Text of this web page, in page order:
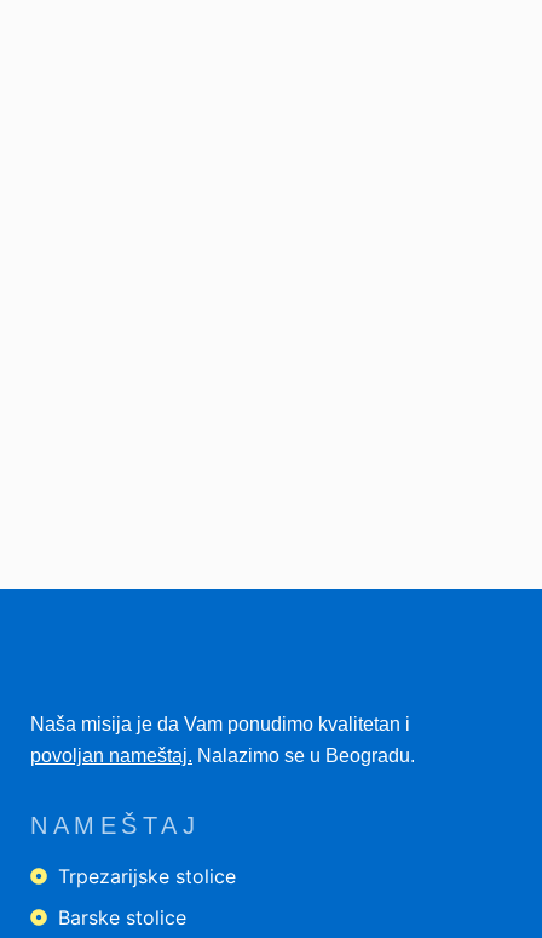
Naša misija je da Vam ponudimo kvalitetan i
povoljan nameštaj. Nalazimo se u Beogradu.
NAMEŠTAJ
Trpezarijske stolice
Barske stolice